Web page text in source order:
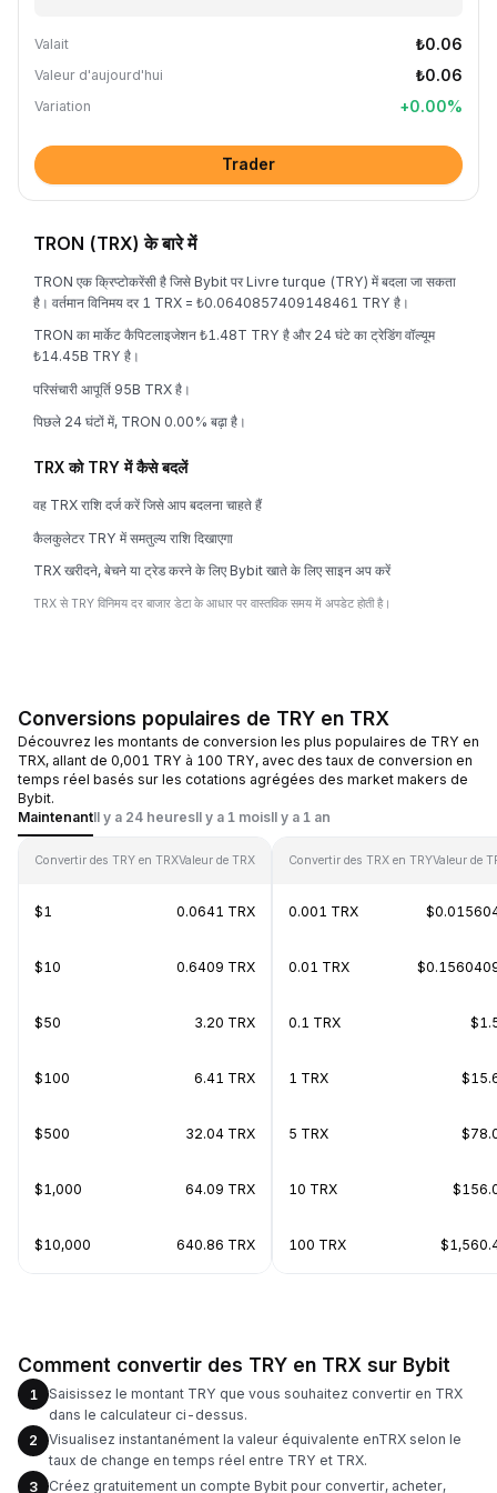
Valait ₺0.06
Valeur d'aujourd'hui ₺0.06
Variation +0.00%
Trader
TRON (TRX) के बारे में
TRON एक क्रिप्टोकरेंसी है जिसे Bybit पर Livre turque (TRY) में बदला जा सकता
है। वर्तमान विनिमय दर 1 TRX = ₺0.0640857409148461 TRY है।
TRON का मार्केट कैपिटलाइजेशन ₺1.48T TRY है और 24 घंटे का ट्रेडिंग वॉल्यूम
₺14.45B TRY है।
परिसंचारी आपूर्ति 95B TRX है।
पिछले 24 घंटों में, TRON 0.00% बढ़ा है।
TRX को TRY में कैसे बदलें
वह TRX राशि दर्ज करें जिसे आप बदलना चाहते हैं
कैलकुलेटर TRY में समतुल्य राशि दिखाएगा
TRX खरीदने, बेचने या ट्रेड करने के लिए Bybit खाते के लिए साइन अप करें
TRX से TRY विनिमय दर बाजार डेटा के आधार पर वास्तविक समय में अपडेट होती है।
Conversions populaires de TRY en TRX
Découvrez les montants de conversion les plus populaires de TRY en
TRX, allant de 0,001 TRY à 100 TRY, avec des taux de conversion en
temps réel basés sur les cotations agrégées des market makers de
Bybit.
MaintenantIl y a 24 heuresIl y a 1 moisIl y a 1 an
Convertir des TRY en TRXValeur de TRX
$1 0.0641 TRX
$10 0.6409 TRX
$50 3.20 TRX
$100 6.41 TRX
$500 32.04 TRX
$1,000 64.09 TRX
$10,000 640.86 TRX
Convertir des TRX en TRYValeur de
0.001 TRX
0.01 TRX
0.1 TRX
1 TRX
5 TRX
10 TRX
100 TRX
Comment convertir des TRY en TRX sur Bybit
1
Saisissez le montant TRY que vous souhaitez convertir en TRX
dans le calculateur ci-dessus.
2
Visualisez instantanément la valeur équivalente enTRX selon le
taux de change en temps réel entre TRY et TRX.
3
Créez gratuitement un compte Bybit pour convertir, acheter,